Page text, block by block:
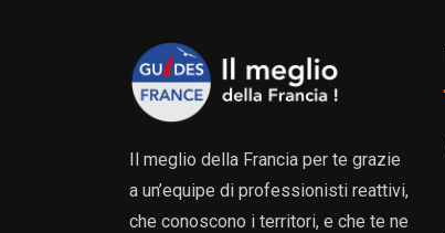
Il meglio della Francia per te grazie
a un’equipe di professionisti reattivi,
che conoscono i territori, e che te ne